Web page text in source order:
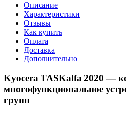
Описание
Характеристики
Отзывы
Как купить
Оплата
Доставка
Дополнительно
Kyocera TASKalfa 2020 —
многофункциональное
групп